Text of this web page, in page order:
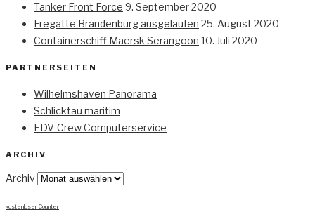
Tanker Front Force 9. September 2020
Fregatte Brandenburg ausgelaufen 25. August 2020
Containerschiff Maersk Serangoon 10. Juli 2020
PARTNERSEITEN
Wilhelmshaven Panorama
Schlicktau maritim
EDV-Crew Computerservice
ARCHIV
Archiv
kostenloser Counter